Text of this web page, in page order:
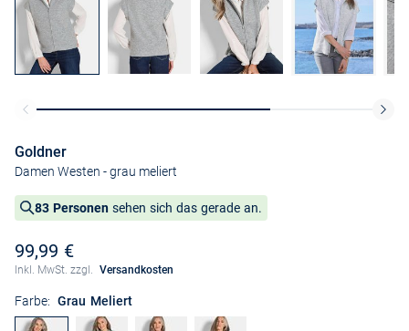
Goldner
Damen Westen - grau meliert
83 Personen sehen sich das gerade an.
99,99 €
Inkl. MwSt. zzgl. Versandkosten
Farbe: Grau Meliert